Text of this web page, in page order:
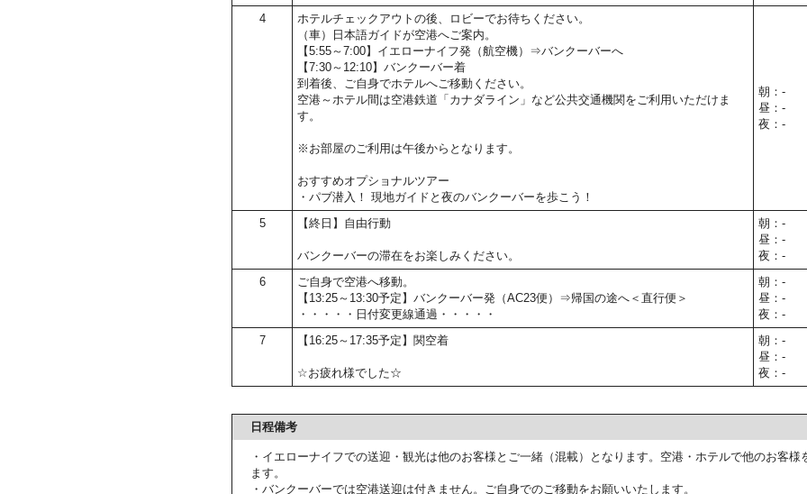
4
ホテルチェックアウトの後、ロビーでお待ちください。
（車）日本語ガイドが空港へご案内。
【5:55～7:00】イエローナイフ発（航空機）⇒バンクーバーへ
【7:30～12:10】バンクーバー着
到着後、ご自身でホテルへご移動ください。
空港～ホテル間は空港鉄道「カナダライン」など公共交通機関をご利用いただけま
す。
※お部屋のご利用は午後からとなります。
おすすめオプショナルツアー
・パブ潜入！ 現地ガイドと夜のバンクーバーを歩こう！
朝：-
昼：-
夜：-
5 【終日】自由行動
バンクーバーの滞在をお楽しみください。
朝：-
昼：-
夜：-
6
ご自身で空港へ移動。
【13:25～13:30予定】バンクーバー発（AC23便）⇒帰国の途へ＜直行便＞
・・・・・日付変更線通過・・・・・
朝：-
昼：-
夜：-
7
【16:25～17:35予定】関空着
☆お疲れ様でした☆
朝：-
昼：-
夜：-
日程備考
・イエローナイフでの送迎・観光は他のお客様とご一緒（混載）となります。空港・ホテルで他のお客
ます。
・バンクーバーでは空港送迎は付きません。ご自身でのご移動をお願いいたします。